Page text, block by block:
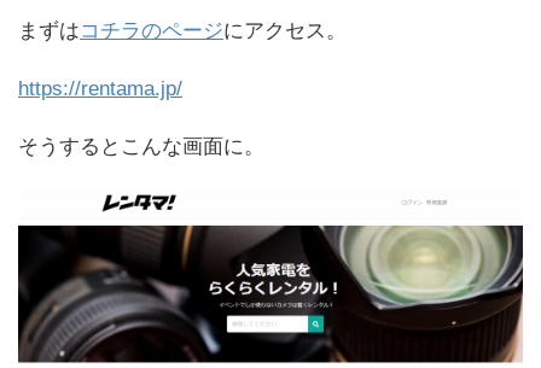
まずはコチラのページにアクセス。
https://rentama.jp/
そうするとこんな画面に。